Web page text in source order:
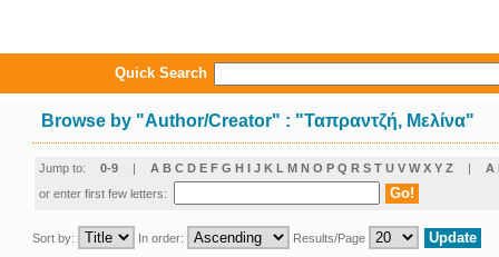
Quick Search
Browse by "Author/Creator" : "Ταπραντζή, Μελίνα"
Jump to: 0-9 | A B C D E F G H I J K L M N O P Q R S T U V W X Y Z | Α
or enter first few letters:
Sort by: In order: Results/Page